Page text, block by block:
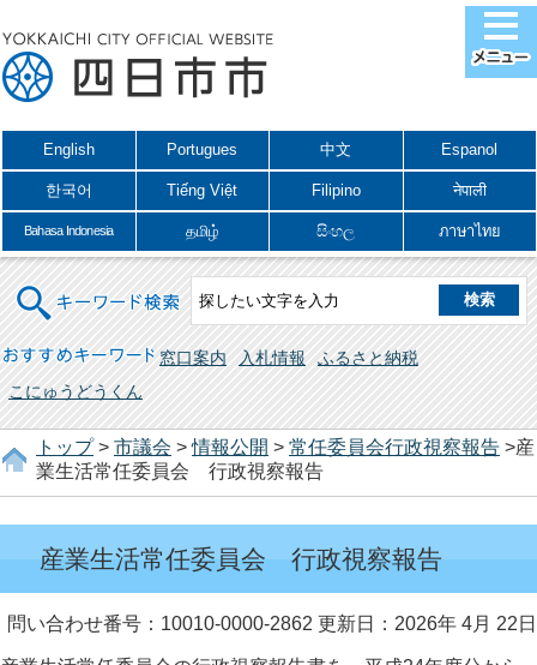
English Portugues 中文 Espanol
한국어 Tiếng Việt Filipino नेपाली
Bahasa Indonesia தமிழ் සිංහල ภาษาไทย
キーワード検索
おすすめキーワード 窓口案内 入札情報
ふるさと納税
こにゅうどうくん
トップ> 市議会 >情報公開 > 常任委員会行政視察報告 >産
業生活常任委員会 行政視察報告
産業生活常任委員会 行政視察報告
問い合わせ番号：10010-0000-2862 更新日：2026年 4月 22日